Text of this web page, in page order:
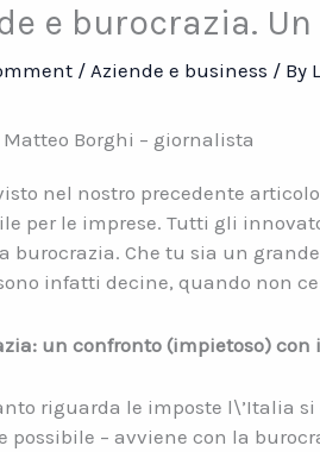
e burocrazia.
/ Aziende e business / By
Borghi – giornalista
nel nostro precedente
per le imprese. Tutti gli
burocrazia. Che tu sia un
infatti decine, quando non
un confronto (impietoso) con
riguarda le imposte l\’Italia
possibile – avviene con la